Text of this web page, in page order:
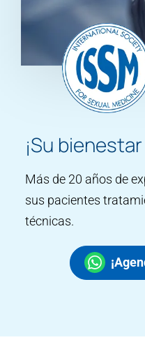
¡Su
Más de 20 años de
sus pacientes
técnicas.